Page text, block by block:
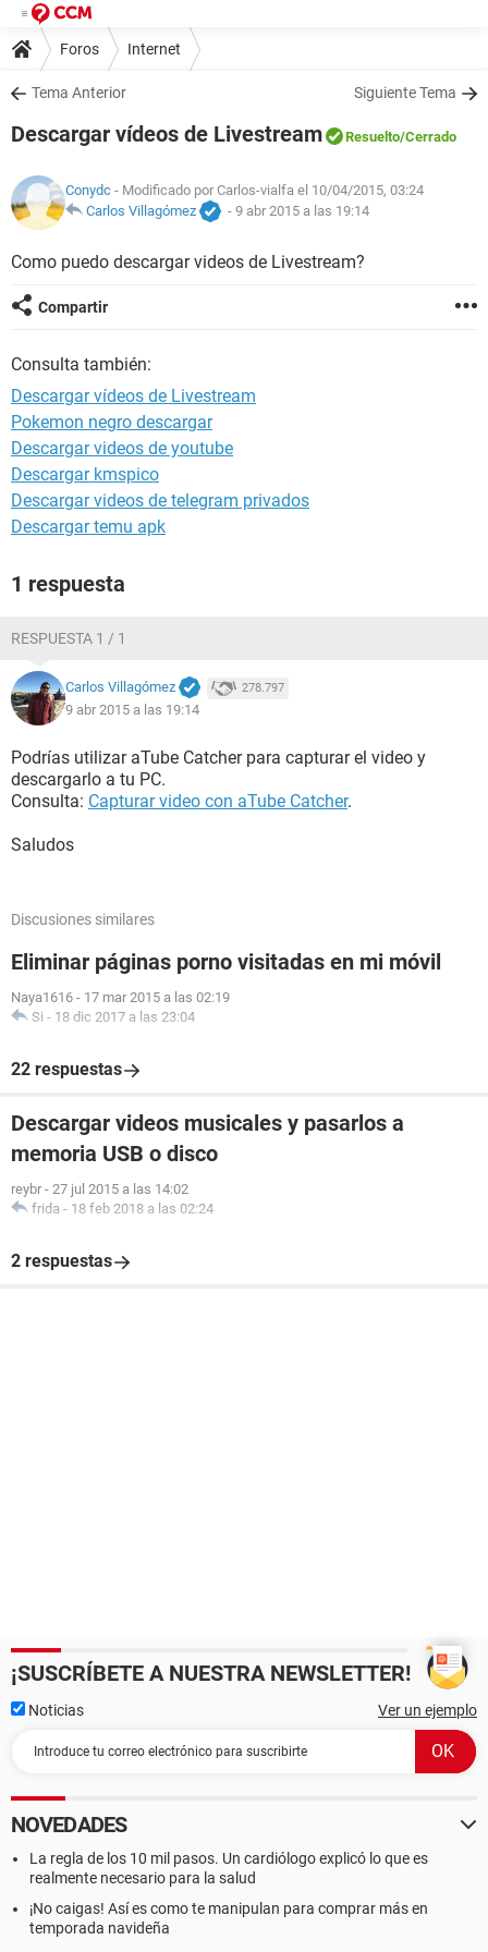
Foros Internet
Tema Anterior Siguiente Tema
Descargar vídeos de Livestream Resuelto/Cerrado
Conydc - Modificado por Carlos-vialfa el 10/04/2015, 03:24
Carlos Villagómez
- 9 abr 2015 a las 19:14
Como puedo descargar videos de Livestream?
Compartir
Consulta también:
Descargar vídeos de Livestream
Pokemon negro descargar
Descargar videos de youtube
Descargar kmspico
Descargar videos de telegram privados
Descargar temu apk
1 respuesta
RESPUESTA 1 / 1
Carlos Villagómez 278.797
9 abr 2015 a las 19:14
Podrías utilizar aTube Catcher para capturar el video y
descargarlo a tu PC.
Consulta: Capturar video con aTube Catcher.
Saludos
Discusiones similares
Eliminar páginas porno visitadas en mi móvil
Naya1616 - 17 mar 2015 a las 02:19
Si - 18 dic 2017 a las 23:04
22 respuestas
Descargar videos musicales y pasarlos a
memoria USB o disco
reybr - 27 jul 2015 a las 14:02
frida - 18 feb 2018 a las 02:24
2 respuestas
¡SUSCRÍBETE A NUESTRA NEWSLETTER!
Noticias Ver un ejemplo
NOVEDADES
La regla de los 10 mil pasos. Un cardiólogo explicó lo que es
realmente necesario para la salud
¡No caigas! Así es como te manipulan para comprar más en
temporada navideña